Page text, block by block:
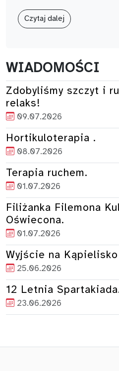
Czytaj dalej
WIADOMOŚCI
Zdobyliśmy szczyt i
relaks!
09.07.2026
Hortikuloterapia .
08.07.2026
Terapia ruchem.
01.07.2026
Filiżanka Filemona
Oświecona.
01.07.2026
Wyjście na
25.06.2026
12 Letnia
23.06.2026